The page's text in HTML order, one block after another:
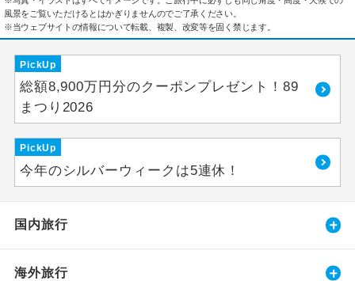
風景をご覧いただけるとはかぎりませんのでご了承ください。
※当ウェブサイトの情報について転載、複製、改変等を固く禁じます。
PickUp
総額8,900万円分のクーポンプレゼント！89
まつり2026
PickUp
今年のシルバーウィークは5連休！
国内旅行
海外旅行